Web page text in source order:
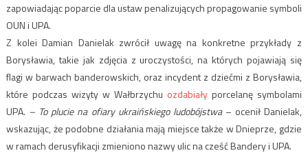
zapowiadając poparcie dla ustaw penalizujących propagowanie symboli
OUN i UPA.
Z kolei Damian Danielak zwrócił uwagę na konkretne przykłady z
Borysławia, takie jak zdjęcia z uroczystości, na których pojawiają się
flagi w barwach banderowskich, oraz incydent z dziećmi z Borysławia,
które podczas wizyty w Wałbrzychu ozdabiały porcelanę symbolami
UPA. – To plucie na ofiary ukraińskiego ludobójstwa– ocenił Danielak,
wskazując, że podobne działania mają miejsce także w Dnieprze, gdzie
w ramach derusyfikacji zmieniono nazwy ulic na cześć Bandery i UPA.